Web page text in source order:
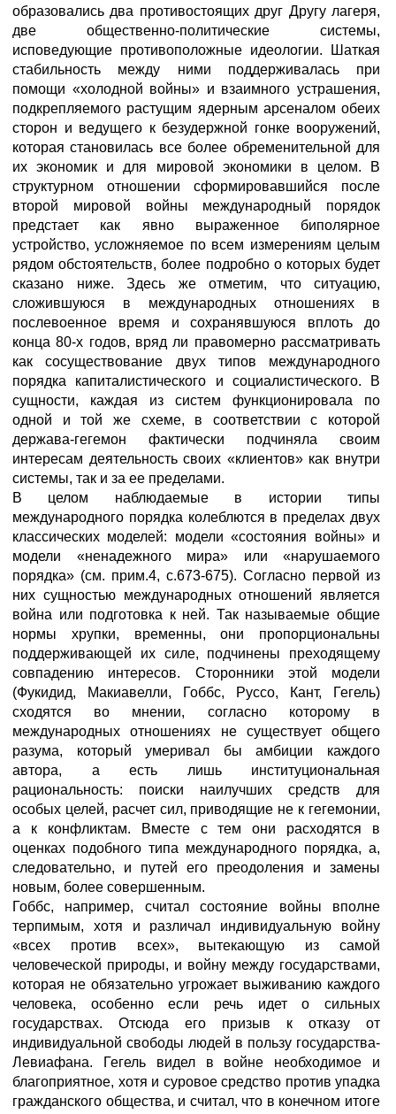
образовались два противостоящих друг Другу лагеря,
две общественно-политические системы,
исповедующие противоположные идеологии. Шаткая
стабильность между ними поддерживалась при
помощи «холодной войны» и взаимного устрашения,
подкрепляемого растущим ядерным арсеналом обеих
сторон и ведущего к безудержной гонке вооружений,
которая становилась все более обременительной для
их экономик и для мировой экономики в целом. В
структурном отношении сформировавшийся после
второй мировой войны международный порядок
предстает как явно выраженное биполярное
устройство, усложняемое по всем измерениям целым
рядом обстоятельств, более подробно о которых будет
сказано ниже. Здесь же отметим, что ситуацию,
сложившуюся в международных отношениях в
послевоенное время и сохранявшуюся вплоть до
конца 80-х годов, вряд ли правомерно рассматривать
как сосуществование двух типов международного
порядка капиталистического и социалистического. В
сущности, каждая из систем функционировала по
одной и той же схеме, в соответствии с которой
держава-гегемон фактически подчиняла своим
интересам деятельность своих «клиентов» как внутри
системы, так и за ее пределами.
В целом наблюдаемые в истории типы
международного порядка колеблются в пределах двух
классических моделей: модели «состояния войны» и
модели «ненадежного мира» или «нарушаемого
порядка» (см. прим.4, с.673-675). Согласно первой из
них сущностью международных отношений является
война или подготовка к ней. Так называемые общие
нормы хрупки, временны, они пропорциональны
поддерживающей их силе, подчинены преходящему
совпадению интересов. Сторонники этой модели
(Фукидид, Макиавелли, Гоббс, Руссо, Кант, Гегель)
сходятся во мнении, согласно которому в
международных отношениях не существует общего
разума, который умеривал бы амбиции каждого
автора, а есть лишь институциональная
рациональность: поиски наилучших средств для
особых целей, расчет сил, приводящие не к гегемонии,
а к конфликтам. Вместе с тем они расходятся в
оценках подобного типа международного порядка, а,
следовательно, и путей его преодоления и замены
новым, более совершенным.
Гоббс, например, считал состояние войны вполне
терпимым, хотя и различал индивидуальную войну
«всех против всех», вытекающую из самой
человеческой природы, и войну между государствами,
которая не обязательно угрожает выживанию каждого
человека, особенно если речь идет о сильных
государствах. Отсюда его призыв к отказу от
индивидуальной свободы людей в пользу государства-
Левиафана. Гегель видел в войне необходимое и
благоприятное, хотя и суровое средство против упадка
гражданского общества, и считал, что в конечном итоге